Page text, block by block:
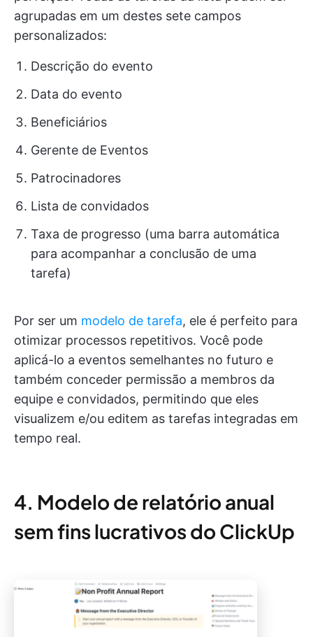
agrupadas em um destes sete campos
personalizados:
Descrição do evento
Data do evento
Beneficiários
Gerente de Eventos
Patrocinadores
Lista de convidados
Taxa de progresso (uma barra automática
para acompanhar a conclusão de uma
tarefa)
Por ser um modelo de tarefa, ele é perfeito para
otimizar processos repetitivos. Você pode
aplicá-lo a eventos semelhantes no futuro e
também conceder permissão a membros da
equipe e convidados, permitindo que eles
visualizem e/ou editem as tarefas integradas em
tempo real.
4. Modelo de relatório anual
sem fins lucrativos do ClickUp